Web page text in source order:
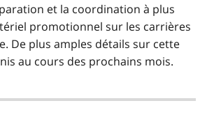
et la coordination à plus
promotionnel sur les carrières
De plus amples détails sur cette
au cours des prochains mois.